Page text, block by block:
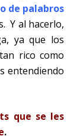
de palabros
Y al hacerlo,
ya que los
rico como
entendiendo
que se les
.